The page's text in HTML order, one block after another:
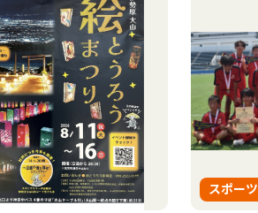
スポーツ